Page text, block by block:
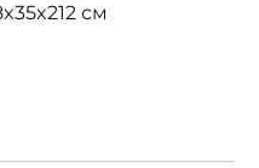
см